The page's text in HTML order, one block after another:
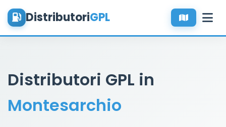
DistributoriGPL
Distributori GPL in
Montesarchio